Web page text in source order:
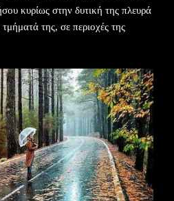
κυρίως στην δυτική της πλευρά
της, σε περιοχές της